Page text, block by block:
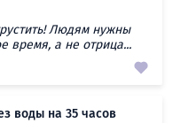
Людям нужны
время, а не отрица...
воды на 35 часов